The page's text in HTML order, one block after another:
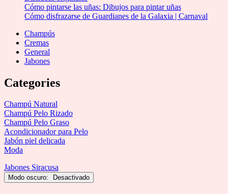
Cómo pintarse las uñas: Dibujos para pintar uñas
Cómo disfrazarse de Guardianes de la Galaxia | Carnaval
Champús
Cremas
General
Jabones
Categories
Champú Natural
Champú Pelo Rizado
Champú Pelo Graso
Acondicionador para Pelo
Jabón piel delicada
Moda
Jabones Siracusa
Modo oscuro: